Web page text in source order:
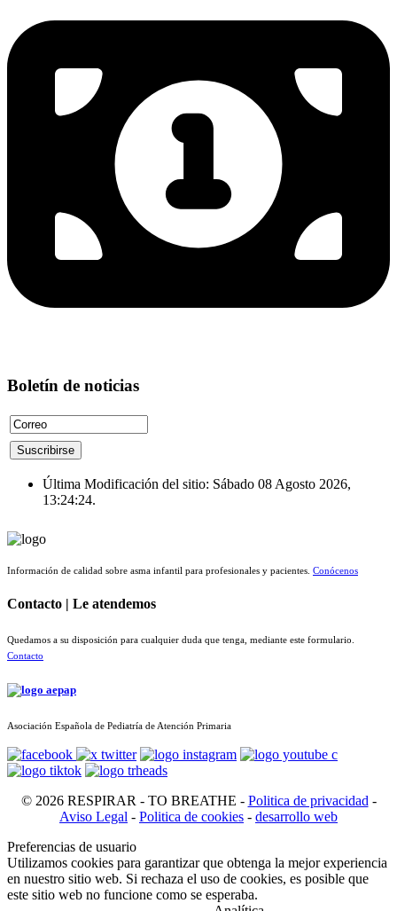
Boletín de noticias
Última Modificación del sitio: Sábado 08 Agosto 2026,
13:24:24.
Información de calidad sobre asma infantil para profesionales y pacientes. Conócenos
Contacto | Le atendemos
Quedamos a su disposición para cualquier duda que tenga, mediante este formulario.
Contacto
Asociación Española de Pediatría de Atención Primaria
© 2026 RESPIRAR - TO BREATHE - Politica de privacidad -
Aviso Legal - Politica de cookies - desarrollo web
Preferencias de usuario
Utilizamos cookies para garantizar que obtenga la mejor experiencia
en nuestro sitio web. Si rechaza el uso de cookies, es posible que
este sitio web no funcione como se esperaba.